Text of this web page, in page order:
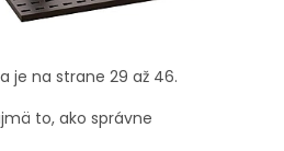
je na strane 29 až 46.
to, ako správne